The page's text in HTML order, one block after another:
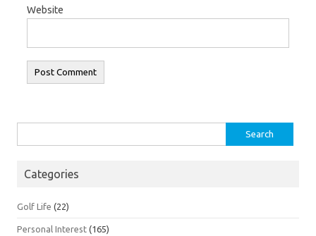
Website
for:
Categories
Golf Life (22)
Personal Interest (165)